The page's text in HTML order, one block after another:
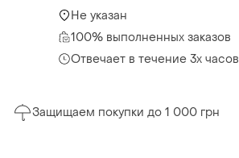
Не указан
100% выполненных заказов
Отвечает в течение 3х часов
Защищаем покупки до 1 000 грн